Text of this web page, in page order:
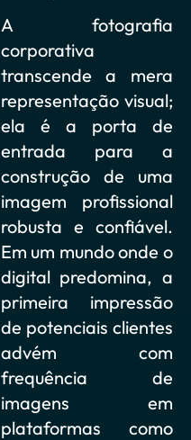
A fotografia
corporativa
transcende a mera
representação visual;
ela é a porta de
entrada para a
construção de uma
imagem profissional
robusta e confiável.
Em um mundo onde o
digital predomina, a
primeira impressão
de potenciais clientes
advém com
frequência de
imagens em
plataformas como